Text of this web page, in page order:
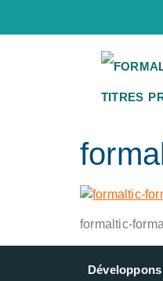
TITRES
formaltic-